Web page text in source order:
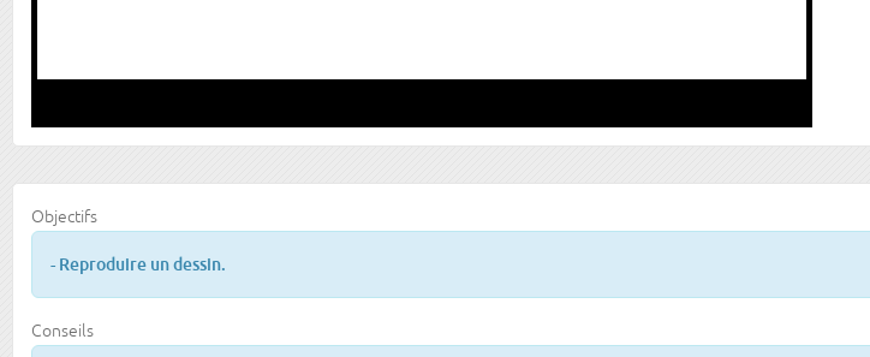
Objectifs
- Reproduire un dessin.
Conseils